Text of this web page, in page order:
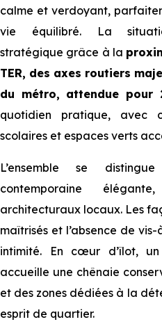
calme et verdoyant,
vie équilibré. La
stratégique grâce à la
TER, des axes routiers
du métro, attendue pour
quotidien pratique, avec
scolaires et espaces verts
L’ensemble se
contemporaine
architecturaux locaux. Les
maîtrisés et l’absence de
intimité. En cœur d’îlot,
accueille une chênaie
et des zones dédiées à la
esprit de quartier.